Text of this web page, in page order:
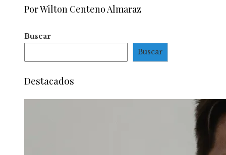
Por Wilton Centeno Almaraz
Buscar
Buscar
Destacados